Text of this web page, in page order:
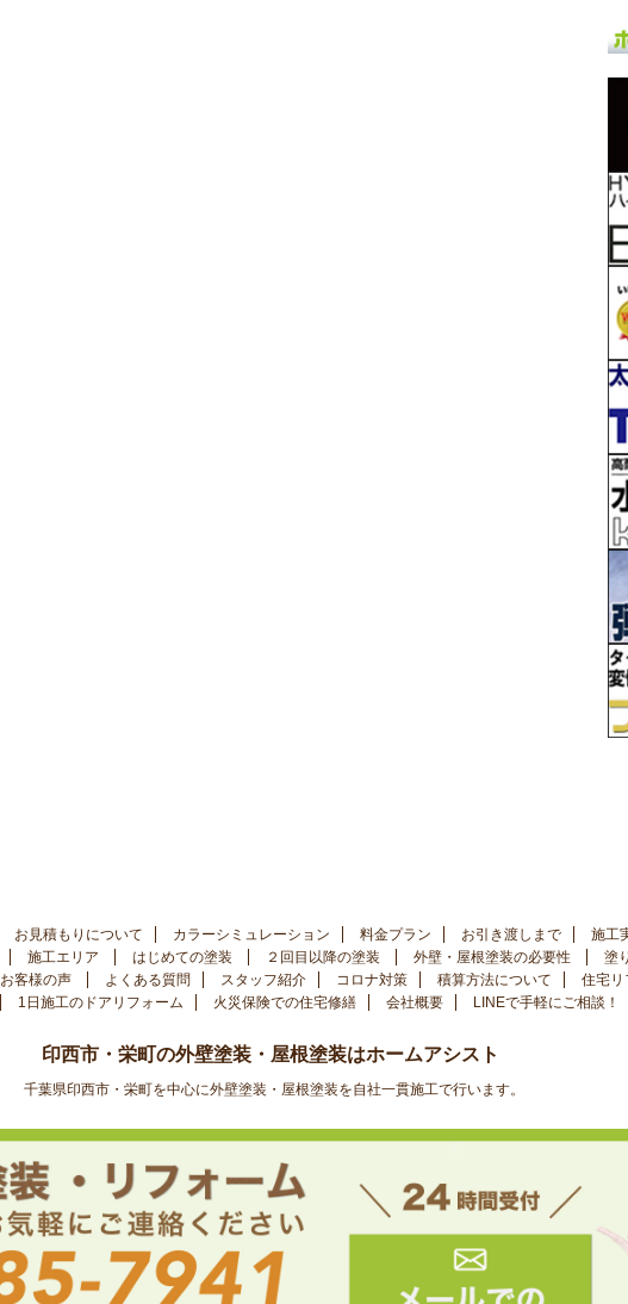
お見積もりについて カラーシミュレーション 料金プラン お引き渡しまで 施工
施工エリア はじめての塗装 ２回目以降の塗装 外壁・屋根塗装の必要性 塗
お客様の声 よくある質問 スタッフ紹介 コロナ対策 積算方法について 住宅リ
1日施工のドアリフォーム 火災保険での住宅修繕 会社概要 LINEで手軽にご相談！
印西市・栄町の外壁塗装・屋根塗装はホームアシスト
千葉県印西市・栄町を中心に外壁塗装・屋根塗装を自社一貫施工で行います。